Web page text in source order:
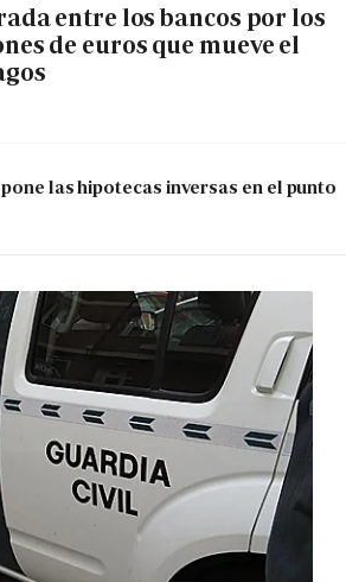
entre los bancos por los
de euros que mueve el
las hipotecas inversas en el punto